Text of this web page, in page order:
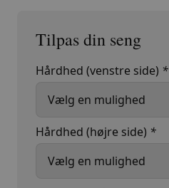
var:
20.998,00 kr..
er:
9.499,00 kr..
Hårdhed (venstre side) *
Hårdhed (højre side) *